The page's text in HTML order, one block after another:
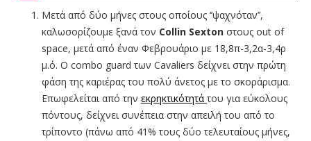
Μετά από δύο μήνες στους οποίους ‘’ψαχνόταν’’,
καλωσορίζουμε ξανά τον Collin Sexton στους out of
space, μετά από έναν Φεβρουάριο με 18,8π-3,2α-3,4ρ
μ.ό. Ο combo guard των Cavaliers δείχνει στην πρώτη
φάση της καριέρας του πολύ άνετος με το σκοράρισμα.
Επωφελείται από την εκρηκτικότητά του για εύκολους
πόντους, δείχνει συνέπεια στην απειλή του από το
τρίποντο (πάνω από 41% τους δύο τελευταίους μήνες,